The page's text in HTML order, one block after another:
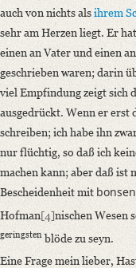
auch von nichts alsihrem
sehr am Herzen liegt. Er
einen an Vater und einen
geschrieben waren; darin
viel Empfindung zeigt sich
ausgedrückt. Wenn er erst
schreiben; ich habe ihn
nur flüchtig, so daß ich
machen kann; aber daß ist
Bescheidenheit mit
Hofman[4]nischen Wesen
geringsten blöde zu seyn.
Eine Frage mein lieber,